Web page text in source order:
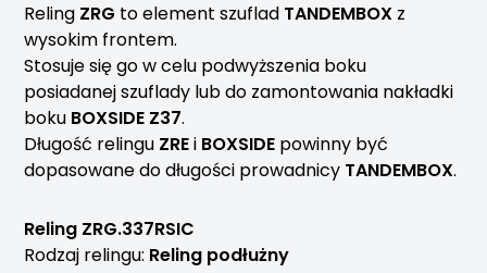
Reling ZRG to element szuflad TANDEMBOX z
wysokim frontem.
Stosuje się go w celu podwyższenia boku
posiadanej szuflady lub do zamontowania nakładki
boku BOXSIDE Z37.
Długość relingu ZREi BOXSIDE powinny być
dopasowane do długości prowadnicy TANDEMBOX.
Reling ZRG.337RSIC
Rodzaj relingu: Reling podłużny